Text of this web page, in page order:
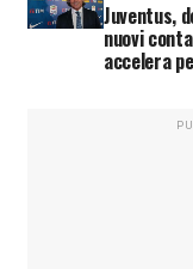
Juventus,
nuovi
accelera